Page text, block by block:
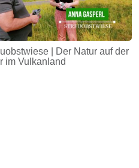
| Der Natur auf der
im Vulkanland